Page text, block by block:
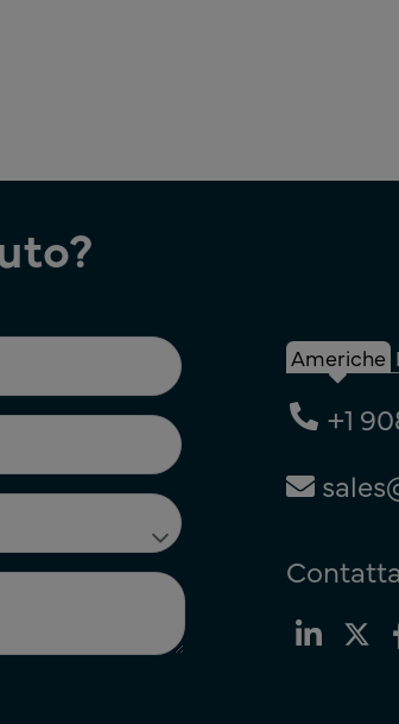
Americhe
+1